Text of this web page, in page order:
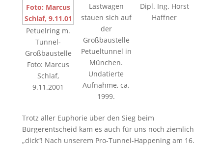
Petuelring m.
Tunnel-
Großbaustelle
Foto: Marcus
Schlaf,
9.11.2001
Lastwagen
stauen sich auf
der
Großbaustelle
Petueltunnel in
München.
Undatierte
Aufnahme, ca.
1999.
Dipl. Ing. Horst
Haffner
Trotz aller Euphorie über den Sieg beim
Bürgerentscheid kam es auch für uns noch ziemlich
„dick“! Nach unserem Pro-Tunnel-Happening am 16.